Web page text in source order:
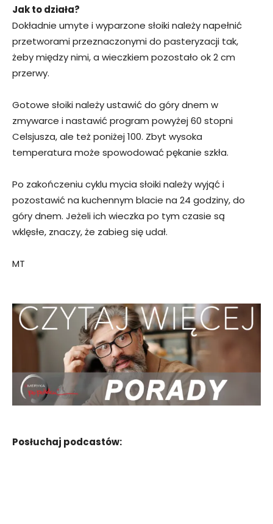
Jak to działa?
Dokładnie umyte i wyparzone słoiki należy napełnić
przetworami przeznaczonymi do pasteryzacji tak,
żeby między nimi, a wieczkiem pozostało ok 2 cm
przerwy.
Gotowe słoiki należy ustawić do góry dnem w
zmywarce i nastawić program powyżej 60 stopni
Celsjusza, ale też poniżej 100. Zbyt wysoka
temperatura może spowodować pękanie szkła.
Po zakończeniu cyklu mycia słoiki należy wyjąć i
pozostawić na kuchennym blacie na 24 godziny, do
góry dnem. Jeżeli ich wieczka po tym czasie są
wklęsłe, znaczy, że zabieg się udał.
MT
Posłuchaj podcastów: